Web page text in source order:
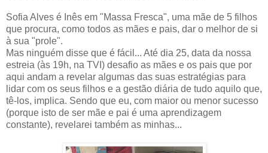
Sofia Alves é Inês em "Massa Fresca", uma mãe de 5 filhos
que procura, como todos as mães e pais, dar o melhor de si
à sua "prole".
Mas ninguém disse que é fácil... Até dia 25, data da nossa
estreia (às 19h, na TVI) desafio as mães e os pais que por
aqui andam a revelar algumas das suas estratégias para
lidar com os seus filhos e a gestão diária de tudo aquilo que,
tê-los, implica. Sendo que eu, com maior ou menor sucesso
(porque isto de ser mãe e pai é uma aprendizagem
constante), revelarei também as minhas...